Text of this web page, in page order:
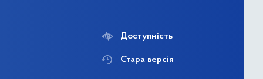
Доступність
Стара версія